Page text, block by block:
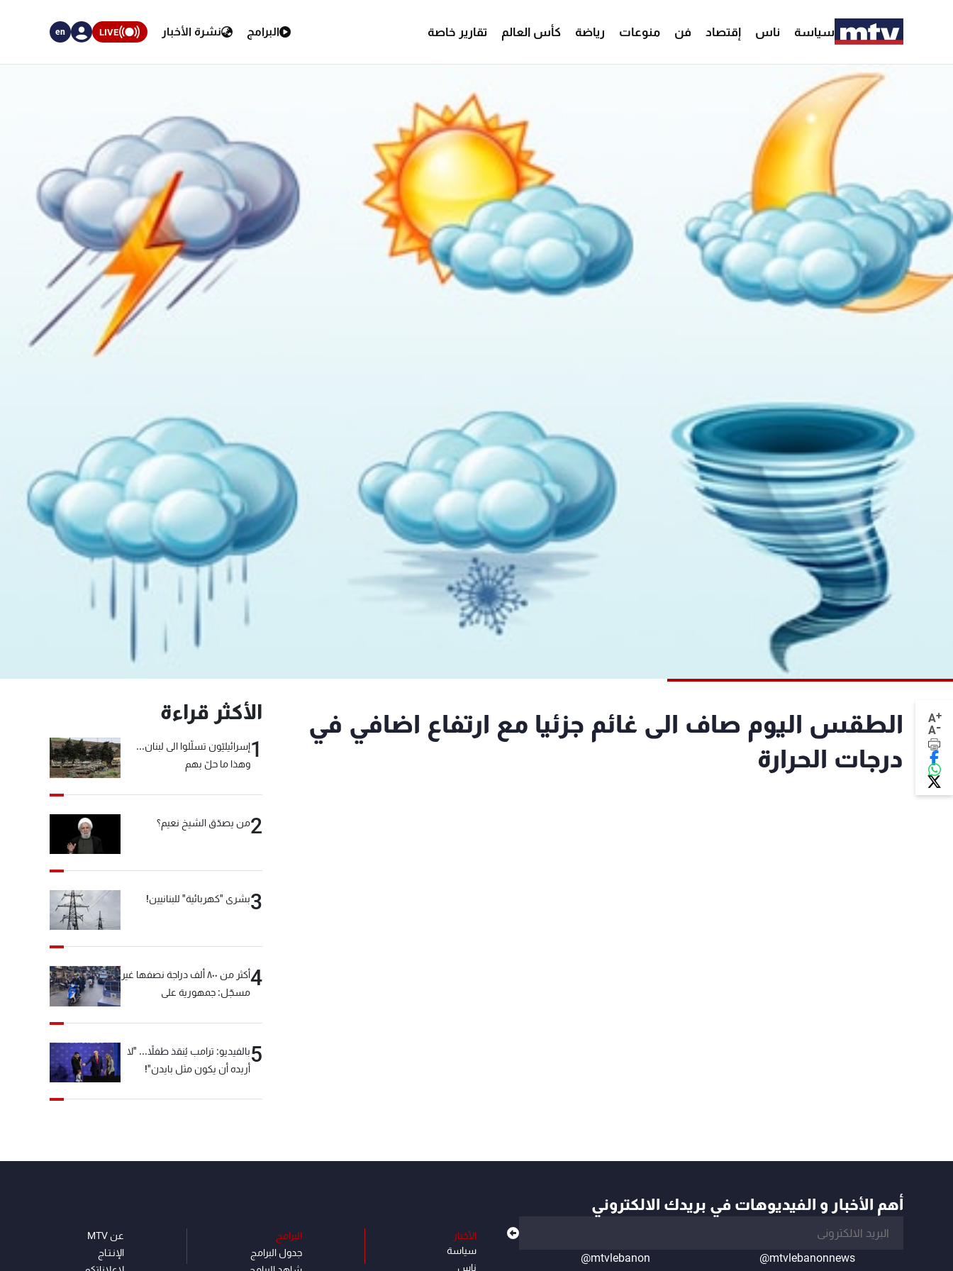
سياسة ناس إقتصاد فن منوعات رياضة كأس العالم تقارير خاصة البرامج نشرة الأخبار LIVE
en
A+
A-
الطقس اليوم صاف الى غائم جزئيا مع ارتفاع اضافي في
درجات الحرارة
الأكثر قراءة
1إسرائيليّون تسلّلوا الى لبنان...
وهذا ما حلّ بهم
2من يصدّق الشيخ نعيم؟
3بشرى "كهربائية" للبنانيين!
4
أكثر من ٨٠٠ ألف دراجة نصفها غير
مسجّل: جمهورية على
5بالفيديو: ترامب يُنقذ طفلاً... "لا
أريده أن يكون مثل بايدن"!
أهم الأخبار و الفيديوهات في بريدك الالكتروني
@mtvlebanonnews
@mtvlebanon
الأخبار
سياسة
ناس
البرامج
جدول البرامج
عن MTV
الإنـتـاج